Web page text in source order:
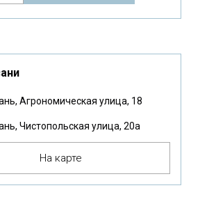
Агрономическая улица, 18
Чистопольская улица, 20а
На карте